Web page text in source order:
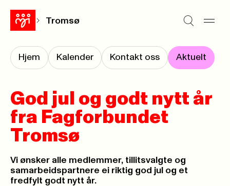
Tromsø
Hjem Kalender Kontakt oss Aktuelt
God jul og godt nytt år
fra Fagforbundet
Tromsø
Vi ønsker alle medlemmer, tillitsvalgte og
samarbeidspartnere ei riktig god jul og et
fredfylt godt nytt år.